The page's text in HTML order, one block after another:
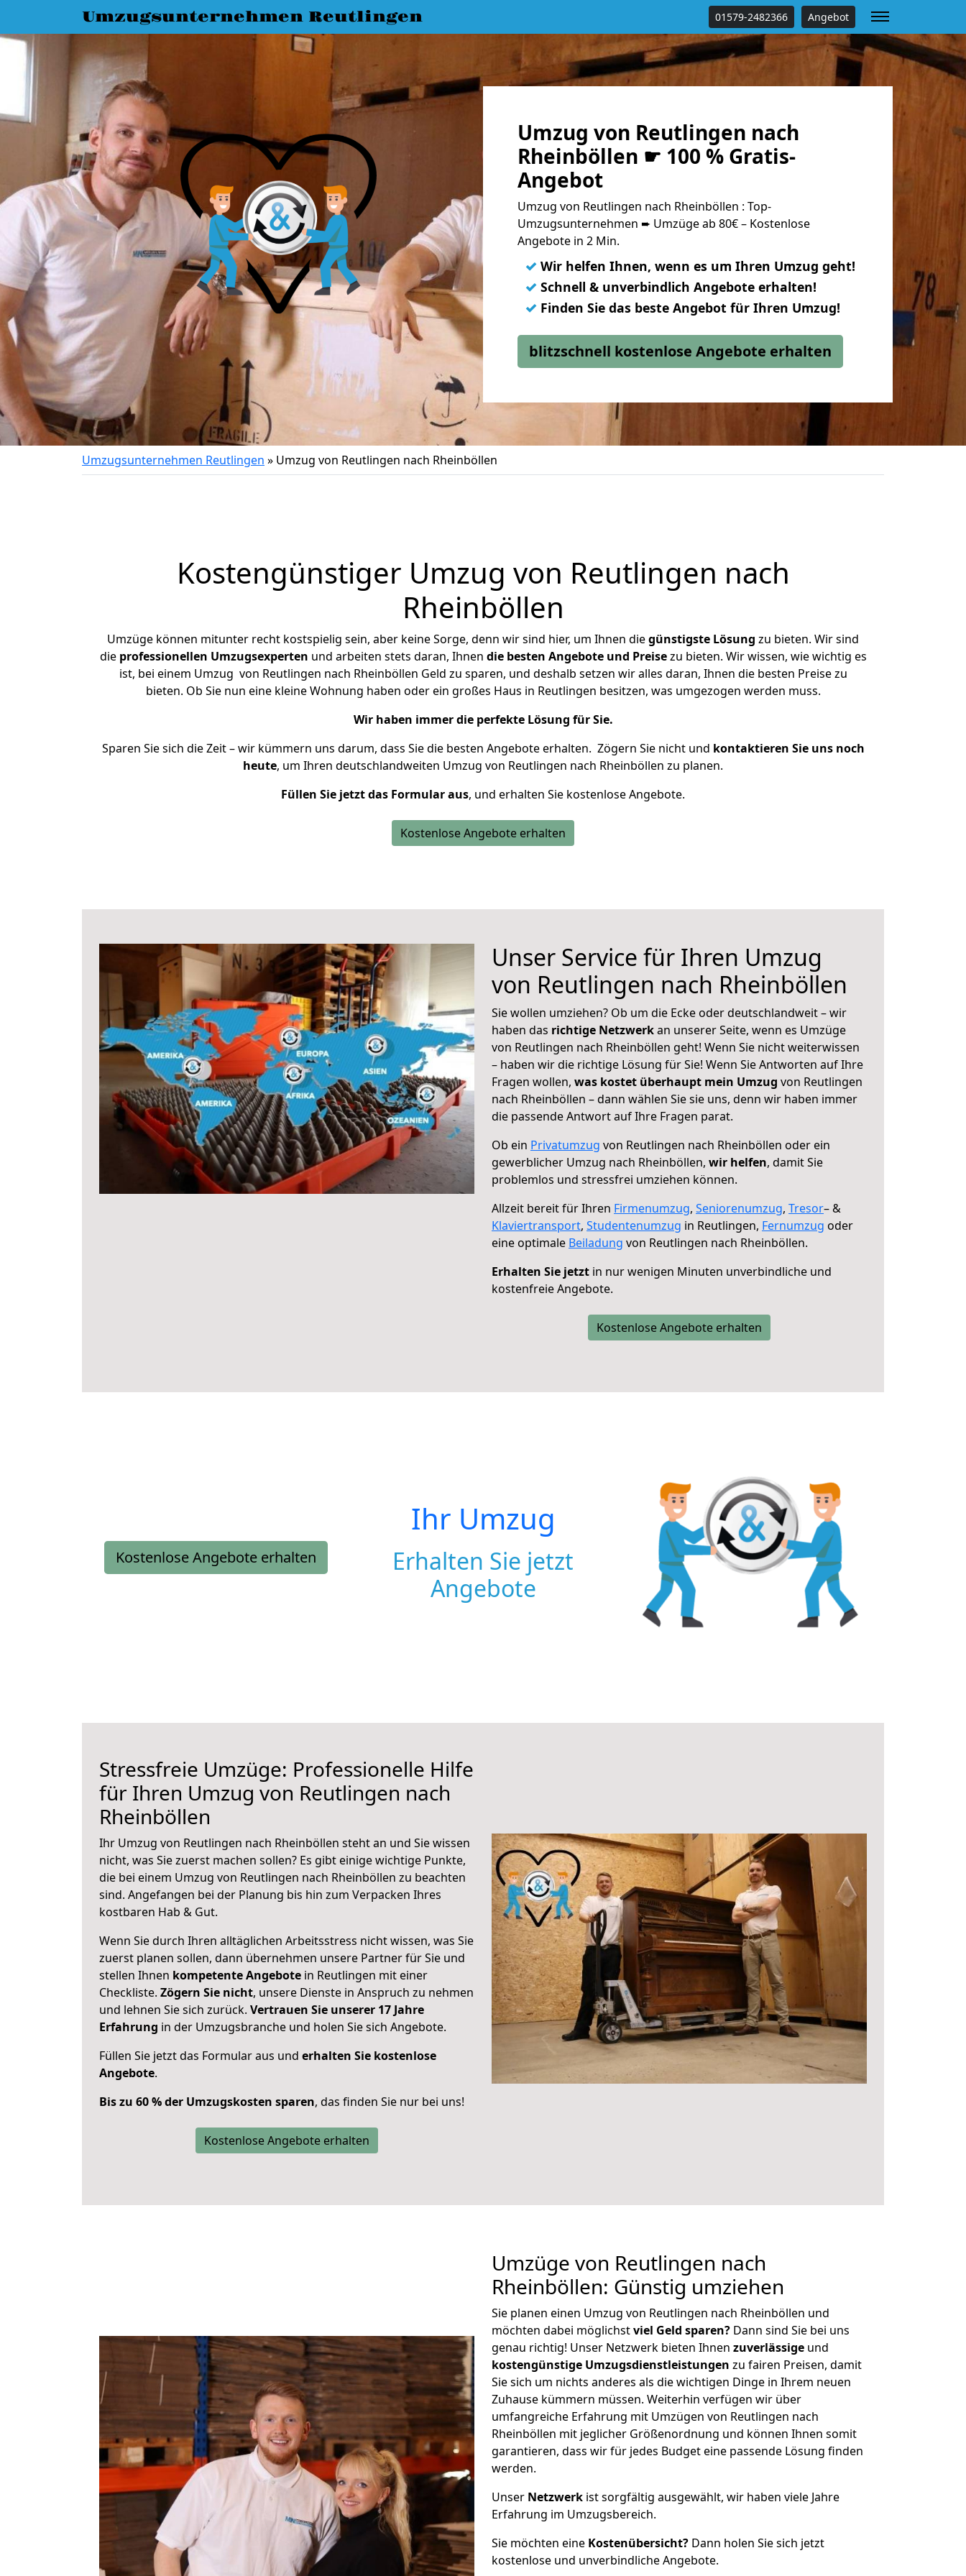
Umzugsunternehmen Reutlingen 01579-2482366 Angebot
Umzug von Reutlingen nach
Rheinböllen ☛ 100 % Gratis-
Angebot
Umzug von Reutlingen nach Rheinböllen : Top-
Umzugsunternehmen ➨ Umzüge ab 80€ – Kostenlose
Angebote in 2 Min.
✓ Wir helfen Ihnen, wenn es um Ihren Umzug geht!
✓ Schnell & unverbindlich Angebote erhalten!
✓ Finden Sie das beste Angebot für Ihren Umzug!
blitzschnell kostenlose Angebote erhalten
Umzugsunternehmen Reutlingen » Umzug von Reutlingen nach Rheinböllen
Kostengünstiger Umzug von Reutlingen nach
Rheinböllen
Umzüge können mitunter recht kostspielig sein, aber keine Sorge, denn wir sind hier, um Ihnen diegünstigste Lösung zu bieten. Wir sind
die professionellen Umzugsexperten und arbeiten stets daran, Ihnen die besten Angebote und Preisezu bieten. Wir wissen, wie wichtig es
ist, bei einem Umzug von Reutlingen nach Rheinböllen Geld zu sparen, und deshalb setzen wir alles daran, Ihnen die besten Preise zu
bieten. Ob Sie nun eine kleine Wohnung haben oder ein großes Haus in Reutlingen besitzen, was umgezogen werden muss.
Wir haben immer die perfekte Lösung für Sie.
Sparen Sie sich die Zeit – wir kümmern uns darum, dass Sie die besten Angebote erhalten. Zögern Sie nicht und kontaktieren Sie uns noch
heute, um Ihren deutschlandweiten Umzug von Reutlingen nach Rheinböllen zu planen.
Füllen Sie jetzt das Formular aus, und erhalten Sie kostenlose Angebote.
Kostenlose Angebote erhalten
Unser Service für Ihren Umzug
von Reutlingen nach Rheinböllen
Sie wollen umziehen? Ob um die Ecke oder deutschlandweit – wir
haben das richtige Netzwerkan unserer Seite, wenn es Umzüge
von Reutlingen nach Rheinböllen geht! Wenn Sie nicht weiterwissen
– haben wir die richtige Lösung für Sie! Wenn Sie Antworten auf Ihre
Fragen wollen, was kostet überhaupt mein Umzug von Reutlingen
nach Rheinböllen – dann wählen Sie sie uns, denn wir haben immer
die passende Antwort auf Ihre Fragen parat.
Ob ein Privatumzug von Reutlingen nach Rheinböllen oder ein
gewerblicher Umzug nach Rheinböllen, wir helfen, damit Sie
problemlos und stressfrei umziehen können.
Allzeit bereit für Ihren Firmenumzug, Seniorenumzug, Tresor– &
Klaviertransport, Studentenumzug in Reutlingen, Fernumzug oder
eine optimale Beiladung von Reutlingen nach Rheinböllen.
Erhalten Sie jetzt in nur wenigen Minuten unverbindliche und
kostenfreie Angebote.
Kostenlose Angebote erhalten
Kostenlose Angebote erhalten
Ihr Umzug
Erhalten Sie jetzt
Angebote
Stressfreie Umzüge: Professionelle Hilfe
für Ihren Umzug von Reutlingen nach
Rheinböllen
Ihr Umzug von Reutlingen nach Rheinböllen steht an und Sie wissen
nicht, was Sie zuerst machen sollen? Es gibt einige wichtige Punkte,
die bei einem Umzug von Reutlingen nach Rheinböllen zu beachten
sind. Angefangen bei der Planung bis hin zum Verpacken Ihres
kostbaren Hab & Gut.
Wenn Sie durch Ihren alltäglichen Arbeitsstress nicht wissen, was Sie
zuerst planen sollen, dann übernehmen unsere Partner für Sie und
stellen Ihnen kompetente Angebote in Reutlingen mit einer
Checkliste. Zögern Sie nicht, unsere Dienste in Anspruch zu nehmen
und lehnen Sie sich zurück. Vertrauen Sie unserer 17 Jahre
Erfahrung in der Umzugsbranche und holen Sie sich Angebote.
Füllen Sie jetzt das Formular aus und erhalten Sie kostenlose
Angebote.
Bis zu 60 % der Umzugskosten sparen, das finden Sie nur bei uns!
Kostenlose Angebote erhalten
Umzüge von Reutlingen nach
Rheinböllen: Günstig umziehen
Sie planen einen Umzug von Reutlingen nach Rheinböllen und
möchten dabei möglichstviel Geld sparen? Dann sind Sie bei uns
genau richtig! Unser Netzwerk bieten Ihnen zuverlässige und
kostengünstige Umzugsdienstleistungen zu fairen Preisen, damit
Sie sich um nichts anderes als die wichtigen Dinge in Ihrem neuen
Zuhause kümmern müssen. Weiterhin verfügen wir über
umfangreiche Erfahrung mit Umzügen von Reutlingen nach
Rheinböllen mit jeglicher Größenordnung und können Ihnen somit
garantieren, dass wir für jedes Budget eine passende Lösung finden
werden.
Unser Netzwerk ist sorgfältig ausgewählt, wir haben viele Jahre
Erfahrung im Umzugsbereich.
Sie möchten eine Kostenübersicht? Dann holen Sie sich jetzt
kostenlose und unverbindliche Angebote.